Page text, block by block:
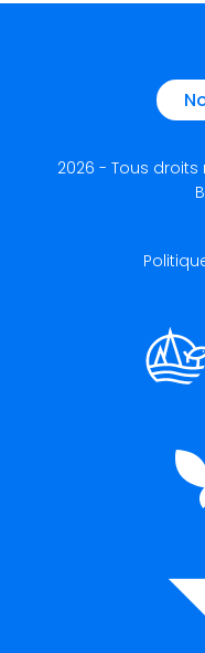
2026 - Tous droits